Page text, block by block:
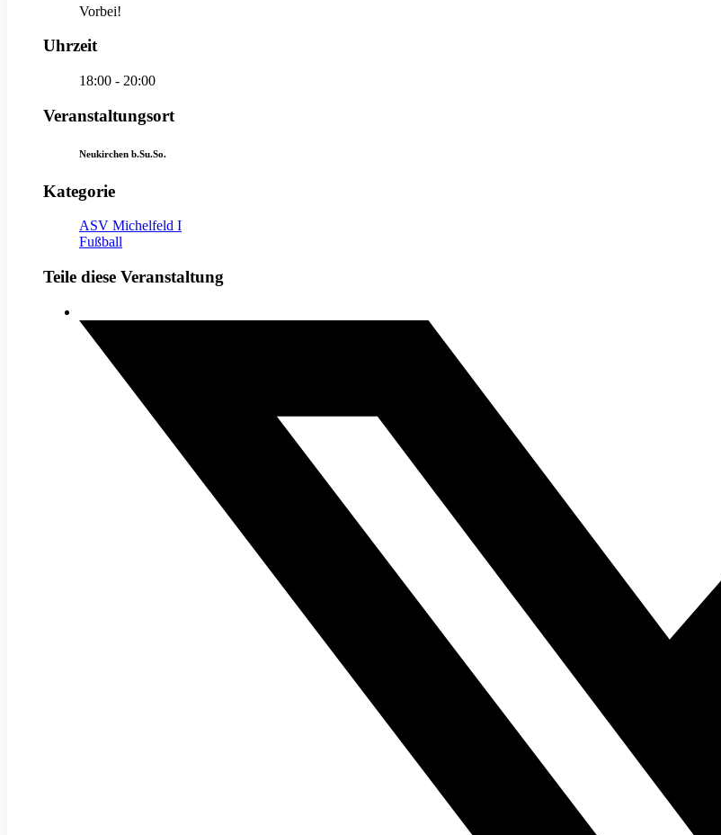
Vorbei!
Uhrzeit
18:00 - 20:00
Veranstaltungsort
Neukirchen b.Su.So.
Kategorie
ASV Michelfeld I
Fußball
Teile diese Veranstaltung